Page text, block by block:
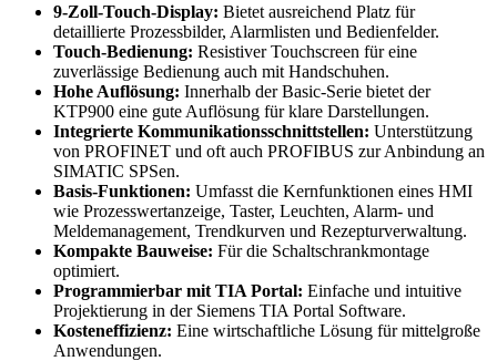
9-Zoll-Touch-Display: Bietet ausreichend Platz für
detaillierte Prozessbilder, Alarmlisten und Bedienfelder.
Touch-Bedienung: Resistiver Touchscreen für eine
zuverlässige Bedienung auch mit Handschuhen.
Hohe Auflösung: Innerhalb der Basic-Serie bietet der
KTP900 eine gute Auflösung für klare Darstellungen.
Integrierte Kommunikationsschnittstellen: Unterstützung
von PROFINET und oft auch PROFIBUS zur Anbindung an
SIMATIC SPSen.
Basis-Funktionen: Umfasst die Kernfunktionen eines HMI
wie Prozesswertanzeige, Taster, Leuchten, Alarm- und
Meldemanagement, Trendkurven und Rezepturverwaltung.
Kompakte Bauweise: Für die Schaltschrankmontage
optimiert.
Programmierbar mit TIA Portal: Einfache und intuitive
Projektierung in der Siemens TIA Portal Software.
Kosteneffizienz: Eine wirtschaftliche Lösung für mittelgroße
Anwendungen.